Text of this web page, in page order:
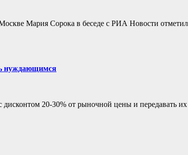
Мария Сорока в беседе с РИА Новости
нуждающимся
дисконтом 20-30% от рыночной цены и передавать